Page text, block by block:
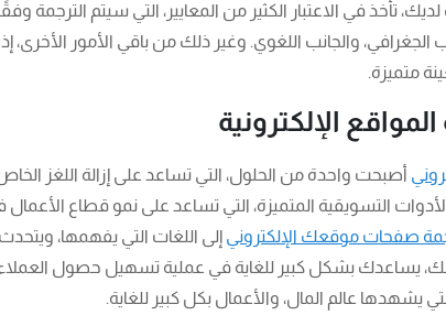
تأخذ في الاعتبار الكثير من المعايير، التي سيتم الترجمة
الجغرافي، والجانب اللغوي. وغير ذلك من باقي الأمور الأخرى، إذ
متميزة.
الإلكترونية
أصبحت واحدة من الحلول، التي تساعد على إزالة اللغز الخاص
التسويقية المتميزة، التي تساعد على نمو قطاع
صفحات موقعك الإلكتروني إلى اللغات التي يفهمها،
يساعدك بشكل كبير للغاية في عملية تسهيل حصول
يشهدها عالم المال، والأعمال بكل كبير للغاية.